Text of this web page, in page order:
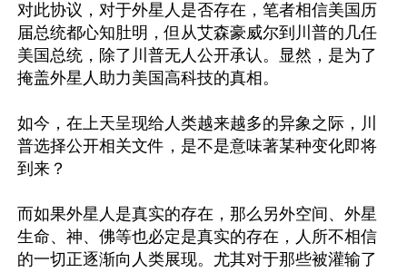
对此协议，对于外星人是否存在，笔者相信美国历
届总统都心知肚明，但从艾森豪威尔到川普的几任
美国总统，除了川普无人公开承认。显然，是为了
掩盖外星人助力美国高科技的真相。
如今，在上天呈现给人类越来越多的异象之际，川
普选择公开相关文件，是不是意味著某种变化即将
到来？
而如果外星人是真实的存在，那么另外空间、外星
生命、神、佛等也必定是真实的存在，人所不相信
的一切正逐渐向人类展现。尤其对于那些被灌输了